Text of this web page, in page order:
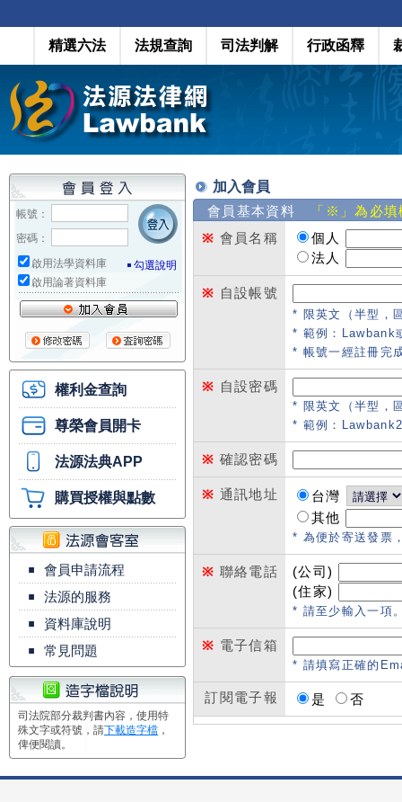
精選六法 法規查詢 司法判解 行政函釋
帳號：
密碼：
勾選說明
啟用法學資料庫
啟用論著資料庫
權利金查詢
尊榮會員開卡
法源法典APP
購買授權與點數
▪ 會員申請流程
▪ 法源的服務
▪ 資料庫說明
▪ 常見問題
司法院部分裁判書內容，使用特
殊文字或符號，請下載造字檔 ，
俾便閱讀。
加入會員
會員基本資料 「※」為必
※ 會員名稱
個人
法人
※ 自設帳號
* 限英文（半型，
* 範例：Lawbank
* 帳號一經註冊完
※ 自設密碼
* 限英文（半型，
* 範例：
※ 確認密碼
※ 通訊地址
台灣
其他
* 為便於寄送發票
※ 聯絡電話
(公司)
(住家)
* 請至少輸入一項
※ 電子信箱
* 請填寫正確的
訂閱電子報 是 否